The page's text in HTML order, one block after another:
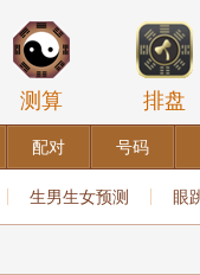
测算 排盘
配对 号码
生男生女预测 眼